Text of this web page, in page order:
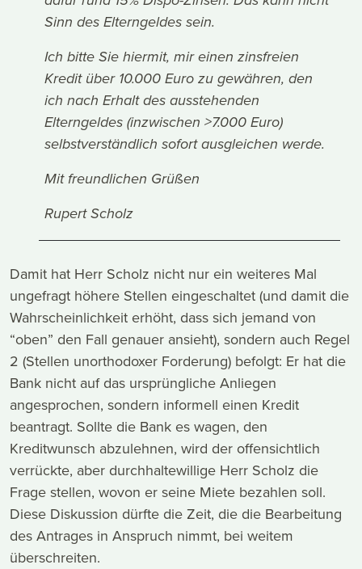
Sinn des Elterngeldes sein.
Ich bitte Sie hiermit, mir einen zinsfreien
Kredit über 10.000 Euro zu gewähren, den
ich nach Erhalt des ausstehenden
Elterngeldes (inzwischen >7.000 Euro)
selbstverständlich sofort ausgleichen werde.
Mit freundlichen Grüßen
Rupert Scholz
Damit hat Herr Scholz nicht nur ein weiteres Mal
ungefragt höhere Stellen eingeschaltet (und damit die
Wahrscheinlichkeit erhöht, dass sich jemand von
“oben” den Fall genauer ansieht), sondern auch Regel
2 (Stellen unorthodoxer Forderung) befolgt: Er hat die
Bank nicht auf das ursprüngliche Anliegen
angesprochen, sondern informell einen Kredit
beantragt. Sollte die Bank es wagen, den
Kreditwunsch abzulehnen, wird der offensichtlich
verrückte, aber durchhaltewillige Herr Scholz die
Frage stellen, wovon er seine Miete bezahlen soll.
Diese Diskussion dürfte die Zeit, die die Bearbeitung
des Antrages in Anspruch nimmt, bei weitem
überschreiten.